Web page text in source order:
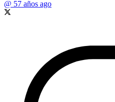
@ 57 años ago